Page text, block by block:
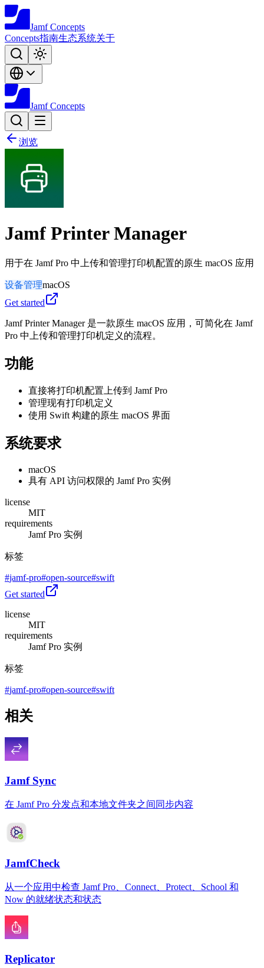
Jamf Concepts
Concepts指南生态系统关于
Jamf Concepts
浏览
Jamf Printer Manager
用于在 Jamf Pro 中上传和管理打印机配置的原生 macOS 应用
设备管理macOS
Get started
Jamf Printer Manager 是一款原生 macOS 应用，可简化在 Jamf
Pro 中上传和管理打印机定义的流程。
功能
直接将打印机配置上传到 Jamf Pro
管理现有打印机定义
使用 Swift 构建的原生 macOS 界面
系统要求
macOS
具有 API 访问权限的 Jamf Pro 实例
license
MIT
requirements
Jamf Pro 实例
标签
#jamf-pro#open-source#swift
Get started
license
MIT
requirements
Jamf Pro 实例
标签
#jamf-pro#open-source#swift
相关
Jamf Sync
在 Jamf Pro 分发点和本地文件夹之间同步内容
JamfCheck
从一个应用中检查 Jamf Pro、Connect、Protect、School 和
Now 的就绪状态和状态
Replicator